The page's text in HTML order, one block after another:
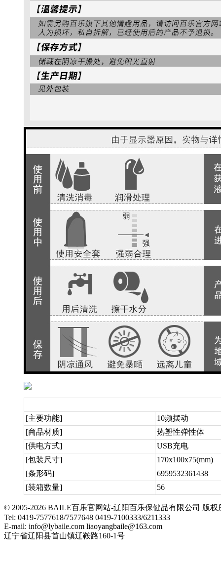
[主要功能]
10频摆动
[商品材质]
热塑性弹性体
[供电方式]
USB充电
[包装尺寸]
170x100x75(mm)
[条形码]
6959532361438
[装箱数量]
56
© 2005-2026 BAILE百乐官网站-辽阳百乐保健品有限公司 版
Tel: 0419-7577618/7577648 0419-7100333/6211333
E-mail: info@lybaile.com liaoyangbaile@163.com
辽宁省辽阳县首山镇辽鞍路160-1号